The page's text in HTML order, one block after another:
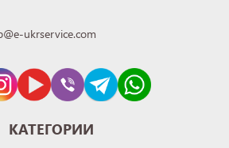
ukrservice.com
КАТЕГОРИИ